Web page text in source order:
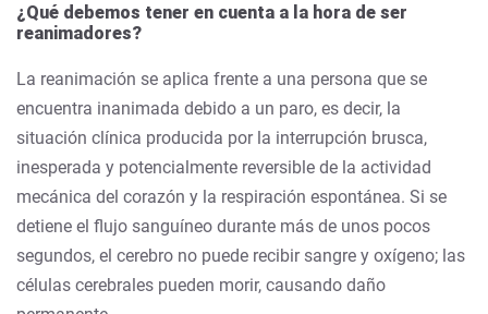
¿Qué debemos tener en cuenta a la hora de ser
reanimadores?
La reanimación se aplica frente a una persona que se
encuentra inanimada debido a un paro, es decir, la
situación clínica producida por la interrupción brusca,
inesperada y potencialmente reversible de la actividad
mecánica del corazón y la respiración espontánea. Si se
detiene el flujo sanguíneo durante más de unos pocos
segundos, el cerebro no puede recibir sangre y oxígeno; las
células cerebrales pueden morir, causando daño